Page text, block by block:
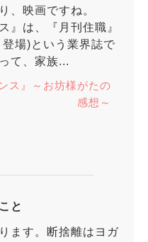
、映画ですね。
』は、『月刊住職』
場)という業界誌で
て、家族...
ス』～お坊様がたの
感想～
と
ます。断捨離はヨガ